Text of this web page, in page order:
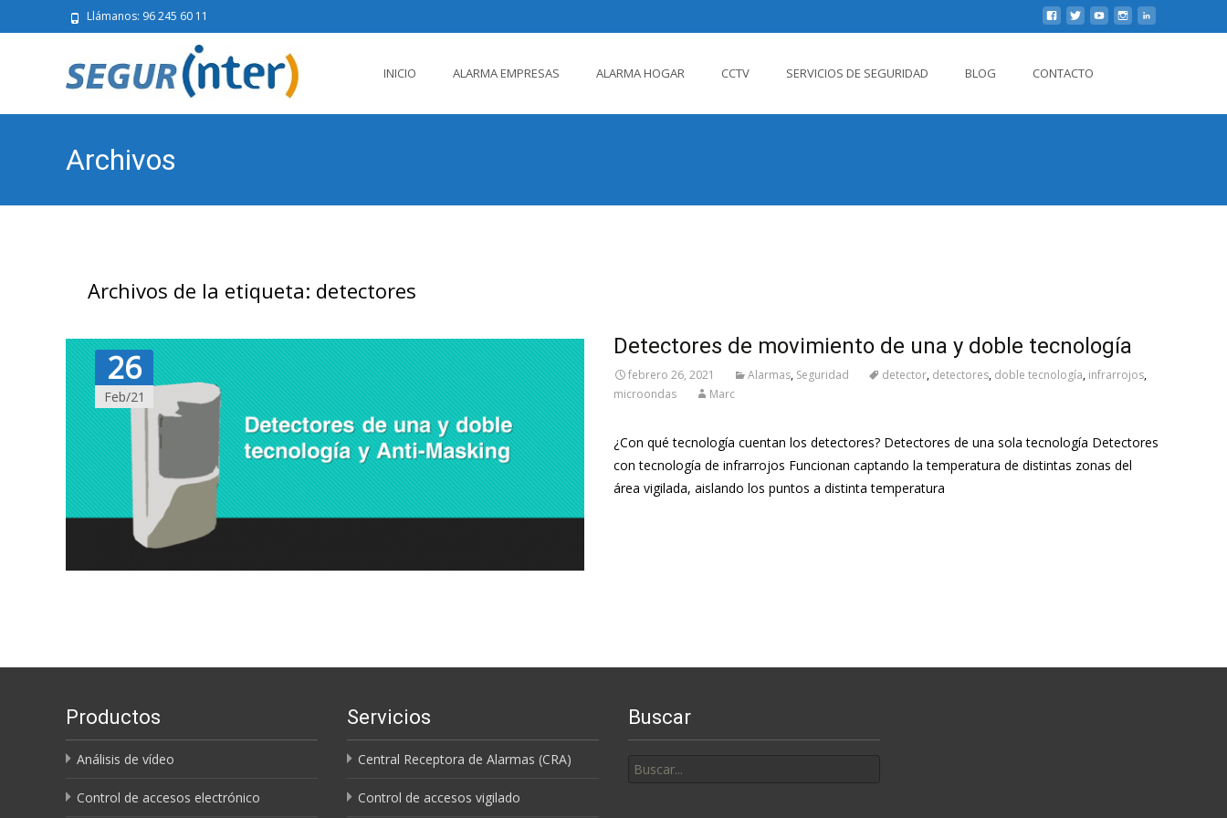
Llámanos: 96 245 60 11
INICIO ALARMA EMPRESAS ALARMA HOGAR CCTV SERVICIOS DE SEGURIDAD BLOG CONTACTO
Archivos
Archivos de la etiqueta: detectores
26
Feb/21
Detectores de movimiento de una y doble tecnología
febrero 26, 2021 Alarmas, Seguridad detector, detectores, doble tecnología, infrarrojos,
microondas
Marc
¿Con qué tecnología cuentan los detectores? Detectores de una sola tecnología Detectores
con tecnología de infrarrojos Funcionan captando la temperatura de distintas zonas del
área vigilada, aislando los puntos a distinta temperatura
Productos
Análisis de vídeo
Control de accesos electrónico
Servicios
Central Receptora de Alarmas (CRA)
Control de accesos vigilado
Buscar
por: